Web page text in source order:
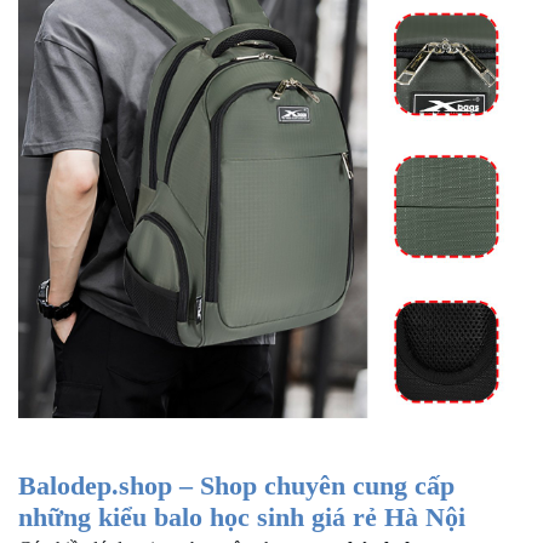
Balodep.shop – Shop chuyên cung cấp
những kiểu balo học sinh giá rẻ Hà Nội